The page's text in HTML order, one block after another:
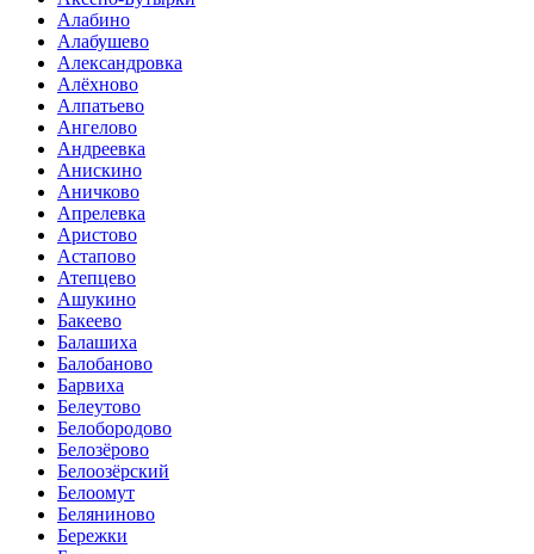
Алабино
Алабушево
Александровка
Алёхново
Алпатьево
Ангелово
Андреевка
Анискино
Аничково
Апрелевка
Аристово
Астапово
Атепцево
Ашукино
Бакеево
Балашиха
Балобаново
Барвиха
Белеутово
Белобородово
Белозёрово
Белоозёрский
Белоомут
Беляниново
Бережки